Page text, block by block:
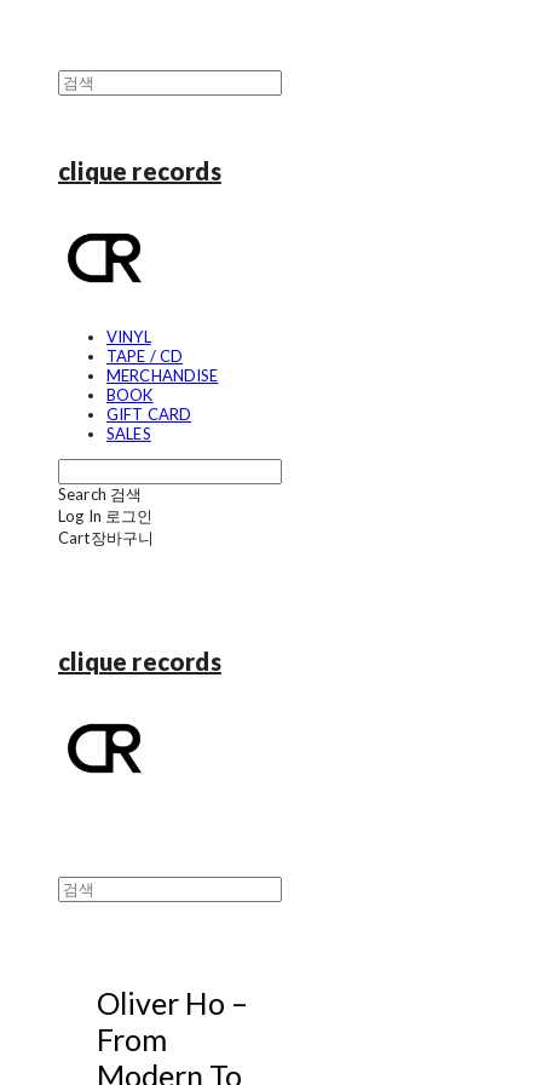
clique records
VINYL
TAPE / CD
MERCHANDISE
BOOK
GIFT CARD
SALES
Search 검색
Log In 로그인
Cart장바구니
clique records
Oliver Ho ‎–
From
Modern To